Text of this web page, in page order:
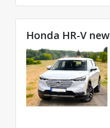
Honda HR-V new